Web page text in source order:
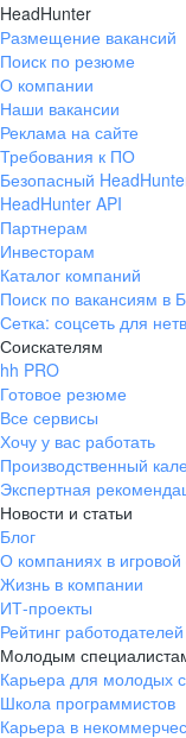
HeadHunter
Размещение вакансий
Поиск по резюме
О компании
Наши вакансии
Реклама на сайте
Требования к ПО
Безопасный
HeadHunter API
Партнерам
Инвесторам
Каталог компаний
Поиск по вакансиям в
Сетка: соцсеть для
Соискателям
hh PRO
Готовое резюме
Все сервисы
Хочу у вас работать
Производственный
Экспертная
Новости и статьи
Блог
О компаниях в
Жизнь в компании
ИТ-проекты
Рейтинг
Молодым
Карьера для молодых
Школа программистов
Карьера в